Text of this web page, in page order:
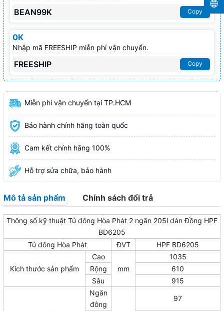
BEAN99K Copy
0K
Nhập mã FREESHIP miễn phí vận chuyển.
FREESHIP Copy
Miễn phí vận chuyển tại TP.HCM
Bảo hành chính hãng toàn quốc
Cam kết chính hãng 100%
Hỗ trợ sửa chữa, bảo hành
Mô tả sản phẩm Chính sách đổi trả
Thông số kỹ thuật Tủ đông Hòa Phát 2 ngăn 205l dàn Đồng HPF
BD6205
Tủ đông Hòa Phát
ĐVT HPF BD6205
Kích thước sản phẩm
Cao
mm
1035
Rộng
610
Sâu
915
Ngăn
đông
97